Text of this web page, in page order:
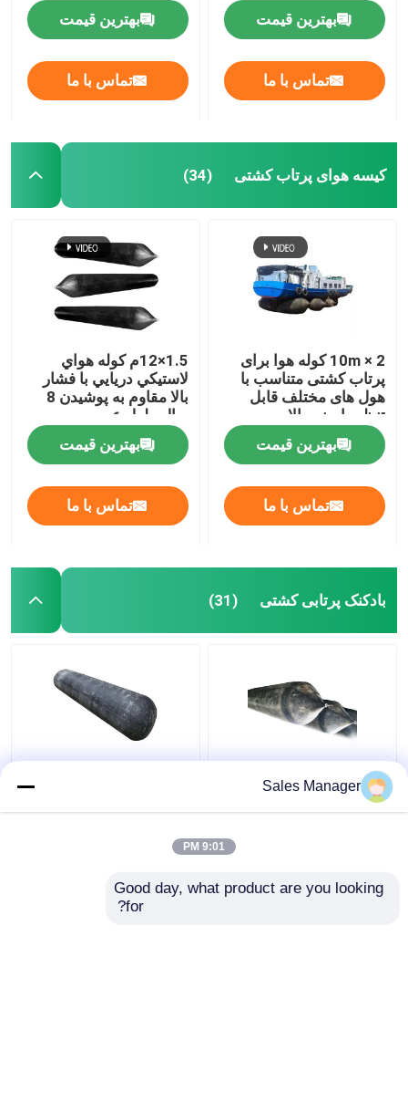
بهترین قیمت
تماس با ما
بهترین قیمت
تماس با ما
کیسه هوای پرتاب کشتی (34)
2 × 10m کوله هوا برای
پرتاب کشتی متناسب با
هول های مختلف قابل
تنظیم ایمنی بالا
بهترین قیمت
تماس با ما
1.5×12م کوله هواي
لاستيکي دريايي با فشار
بالا مقاوم به پوشيدن 8
سال طول عمر
بهترین قیمت
تماس با ما
بادکنک پرتابی کشتی (31)
بادکنک پرتابی با فشار بالا
مقاوم در برابر سایش
پرتابي سياه 2 متري
Sales Manager
9:01 PM
Good day, what product are you looking
for?